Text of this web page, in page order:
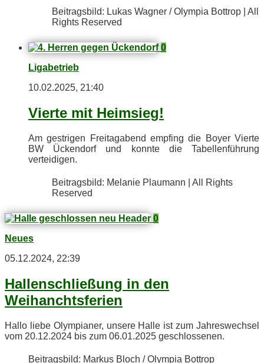
Bei­trags­bild: Lu­kas Wag­ner / Olym­pia Bot­trop | All
Rights Reserved
0
Ligabetrieb
10.02.2025, 21:40
Vier­te mit Heimsieg!
Am gest­ri­gen Frei­tag­abend emp­fing die Boy­er Vier­te
BW Ücken­dorf und konn­te die Ta­bel­len­füh­rung
verteidigen.
Bei­trags­bild: Me­la­nie Plau­mann | All Rights
Reserved
0
Neues
05.12.2024, 22:39
Hal­len­schlie­ßung in den
Weihanchtsferien
Hal­lo lie­be Olym­pia­ner, un­se­re Hal­le ist zum Jah­res­wech­sel
vom 20.12.2024 bis zum 06.01.2025 geschlossenen.
Bei­trags­bild: Mar­kus Bloch / Olym­pia Bottrop